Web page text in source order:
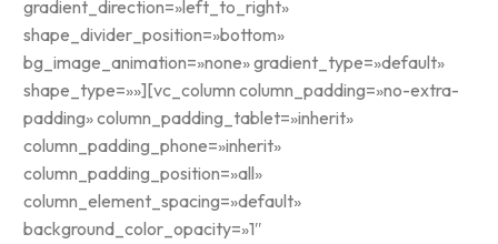
gradient_direction=»left_to_right»
shape_divider_position=»bottom»
bg_image_animation=»none» gradient_type=»default»
shape_type=»»][vc_column column_padding=»no-extra-
padding» column_padding_tablet=»inherit»
column_padding_phone=»inherit»
column_padding_position=»all»
column_element_spacing=»default»
background_color_opacity=»1″